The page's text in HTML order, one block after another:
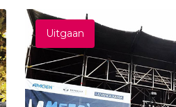
Uitgaan